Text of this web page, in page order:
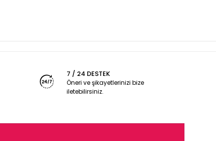
7 / 24 DESTEK
Öneri ve şikayetlerinizi bize
iletebilirsiniz.